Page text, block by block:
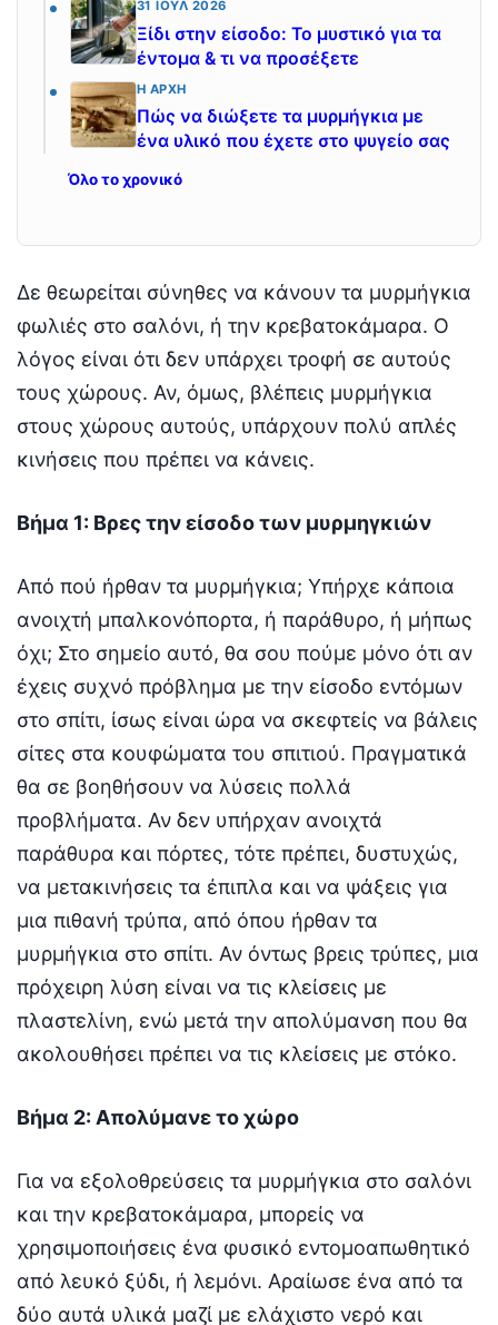
31 ΙΟΎΛ 2026
Ξίδι στην είσοδο: Το μυστικό για τα
έντομα & τι να προσέξετε
Η ΑΡΧΉ
Πώς να διώξετε τα μυρμήγκια με
ένα υλικό που έχετε στο ψυγείο σας
Όλο το χρονικό
Δε θεωρείται σύνηθες να κάνουν τα μυρμήγκια
φωλιές στο σαλόνι, ή την κρεβατοκάμαρα. Ο
λόγος είναι ότι δεν υπάρχει τροφή σε αυτούς
τους χώρους. Αν, όμως, βλέπεις μυρμήγκια
στους χώρους αυτούς, υπάρχουν πολύ απλές
κινήσεις που πρέπει να κάνεις.
Βήμα 1: Βρες την είσοδο των μυρμηγκιών
Από πού ήρθαν τα μυρμήγκια; Υπήρχε κάποια
ανοιχτή μπαλκονόπορτα, ή παράθυρο, ή μήπως
όχι; Στο σημείο αυτό, θα σου πούμε μόνο ότι αν
έχεις συχνό πρόβλημα με την είσοδο εντόμων
στο σπίτι, ίσως είναι ώρα να σκεφτείς να βάλεις
σίτες στα κουφώματα του σπιτιού. Πραγματικά
θα σε βοηθήσουν να λύσεις πολλά
προβλήματα. Αν δεν υπήρχαν ανοιχτά
παράθυρα και πόρτες, τότε πρέπει, δυστυχώς,
να μετακινήσεις τα έπιπλα και να ψάξεις για
μια πιθανή τρύπα, από όπου ήρθαν τα
μυρμήγκια στο σπίτι. Αν όντως βρεις τρύπες, μια
πρόχειρη λύση είναι να τις κλείσεις με
πλαστελίνη, ενώ μετά την απολύμανση που θα
ακολουθήσει πρέπει να τις κλείσεις με στόκο.
Βήμα 2: Απολύμανε το χώρο
Για να εξολοθρεύσεις τα μυρμήγκια στο σαλόνι
και την κρεβατοκάμαρα, μπορείς να
χρησιμοποιήσεις ένα φυσικό εντομοαπωθητικό
από λευκό ξύδι, ή λεμόνι. Αραίωσε ένα από τα
δύο αυτά υλικά μαζί με ελάχιστο νερό και